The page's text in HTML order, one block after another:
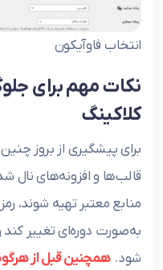
انتخاب فاوآیکون
نکات مهم برای
کلاکینگ
برای پیشگیری از بروز
قالب‌ها و افزونه‌های نال
منابع معتبر تهیه شوند،
به‌صورت دوره‌ای تغییر کند
شود.